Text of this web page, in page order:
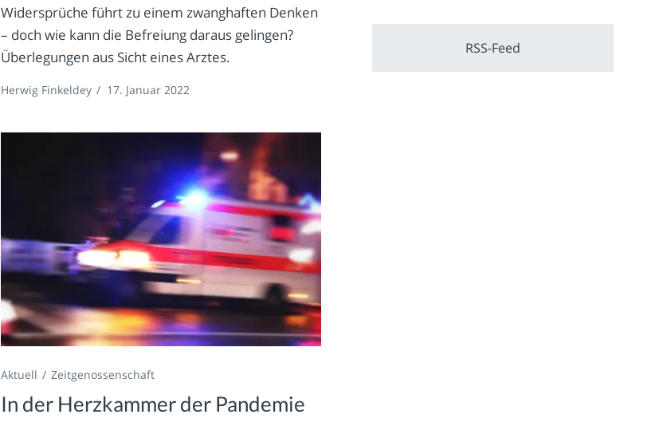
Widersprüche führt zu einem zwanghaften Denken
– doch wie kann die Befreiung daraus gelingen?
Überlegungen aus Sicht eines Arztes.
Herwig Finkeldey / 17. Januar 2022
Aktuell Zeitgenossenschaft
In der Herzkammer der Pandemie
RSS-Feed